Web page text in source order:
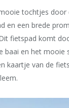
tochtjes
en een brede
fietspad komt
en het mooie
kaartje van de